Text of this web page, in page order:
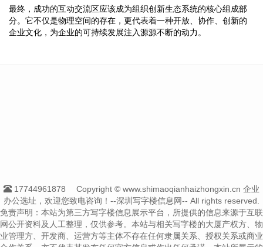
最终，成功的互动交流区应该成为组织创新生态系统的核心组成部
分。它不仅是物理空间的存在，更代表着一种开放、协作、创新的
企业文化，为企业的可持续发展注入源源不断的动力。
17744961878
Copyright © www.shimaoqianhaizhongxin.cn 企业
办公选址，欢迎您致电咨询！--深圳写字楼信息网-- All rights reserved.
免责声明：本站为第三方写字楼信息展示平台，所提供的信息来源于互联
网公开资料及人工整理，仅供参考。本站与相关写字楼的大厦产权方、物
业管理方、开发商、运营方等主体不存在任何隶属关系、授权关系或商业